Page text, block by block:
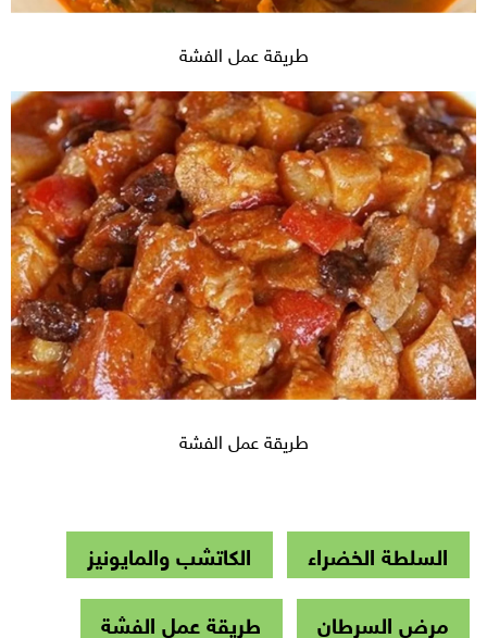
طريقة عمل الفشة
طريقة عمل الفشة
السلطة الخضراء
الكاتشب والمايونيز
مرض السرطان
طريقة عمل الفشة